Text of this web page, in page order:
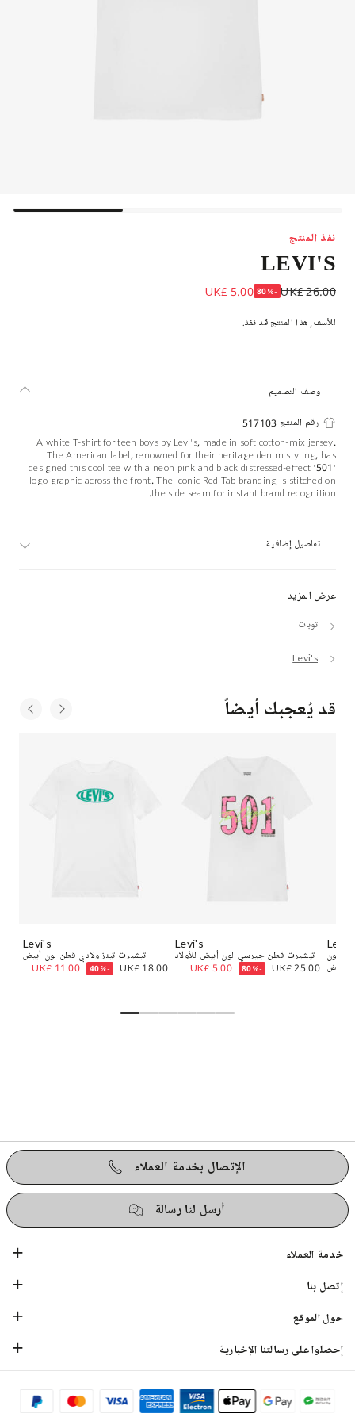
نفذ المنتج
LEVI'S
تيشيرت 501 تينز ولادي قطن جيرسي لون أبيض
UK£ 26.00
-80%
UK£ 5.00
للأسف, هذا المنتج قد نفذ.
عرض المزيد
توبات
Levi's
وصف التصميم
رقم المنتج 517103
A white T-shirt for teen boys by Levi's, made in soft cotton-mix jersey.
The American label, renowned for their heritage denim styling, has
designed this cool tee with a neon pink and black distressed-effect '501'
logo graphic across the front. The iconic Red Tab branding is stitched on
the side seam for instant brand recognition.
تفاصيل إضافية
قد يُعجبك أيضاً
Levi's
تيشيرت تينز ولادي قطن لون أبيض
UK£ 18.00
-40%
UK£ 11.00
Levi's
تيشيرت قطن جيرسي لون أبيض للأولاد
UK£ 25.00
-80%
UK£ 5.00
Levi's
لون
أبيض
الإتصال بخدمة العملاء
أرسل لنا رسالة
خدمة العملاء
إتصل بنا
حول الموقع
إحصلوا على رسالتنا الإخبارية